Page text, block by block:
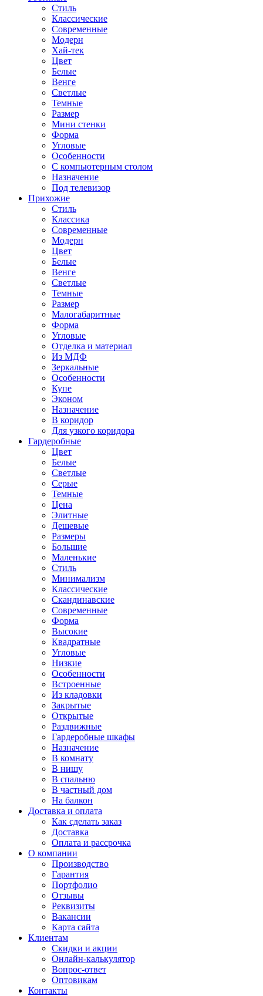
Стиль
Классические
Современные
Модерн
Хай-тек
Цвет
Белые
Венге
Светлые
Темные
Размер
Мини стенки
Форма
Угловые
Особенности
С компьютерным столом
Назначение
Под телевизор
Прихожие
Стиль
Классика
Современные
Модерн
Цвет
Белые
Венге
Светлые
Темные
Размер
Малогабаритные
Форма
Угловые
Отделка и материал
Из МДФ
Зеркальные
Особенности
Купе
Эконом
Назначение
В коридор
Для узкого коридора
Гардеробные
Цвет
Белые
Светлые
Серые
Темные
Цена
Элитные
Дешевые
Размеры
Большие
Маленькие
Стиль
Минимализм
Классические
Скандинавские
Современные
Форма
Высокие
Квадратные
Угловые
Низкие
Особенности
Встроенные
Из кладовки
Закрытые
Открытые
Раздвижные
Гардеробные шкафы
Назначение
В комнату
В нишу
В спальню
В частный дом
На балкон
Доставка и оплата
Как сделать заказ
Доставка
Оплата и рассрочка
О компании
Производство
Гарантия
Портфолио
Отзывы
Реквизиты
Вакансии
Карта сайта
Клиентам
Скидки и акции
Онлайн-калькулятор
Вопрос-ответ
Оптовикам
Контакты